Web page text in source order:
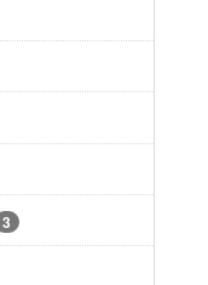
3